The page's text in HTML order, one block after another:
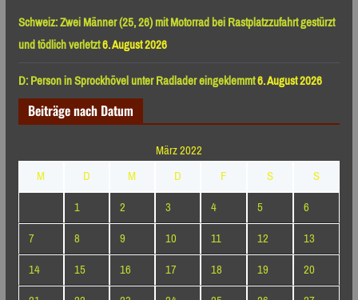
Schweiz: Zwei Männer (25, 26) mit Motorrad bei Rastplatzzufahrt gestürzt
und tödlich verletzt6. August 2026
D: Person in Sprockhövel unter Radlader eingeklemmt6. August 2026
Beiträge nach Datum
März 2022
M
D M D F S
S
1
2 3 4 5
6
7
8 9 10 11 12
13
14
15 16 17 18 19
20